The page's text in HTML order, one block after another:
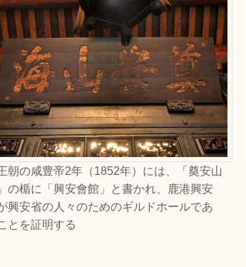
朝の咸豊帝2年（1852年）には、「奠安山
の楯に「興安會館」と書かれ、鹿港興安
興安省の人々のためのギルドホールであ
とを証明する